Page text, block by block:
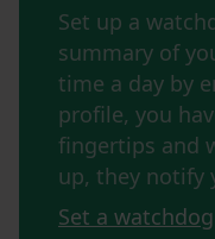
Set up a
summary of
time a day by
profile, you
fingertips and
up, they notify
Set a watchdog